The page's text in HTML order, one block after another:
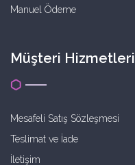
Manuel Ödeme
Müşteri Hizmetleri
Mesafeli Satış Sözleşmesi
Teslimat ve İade
İletişim